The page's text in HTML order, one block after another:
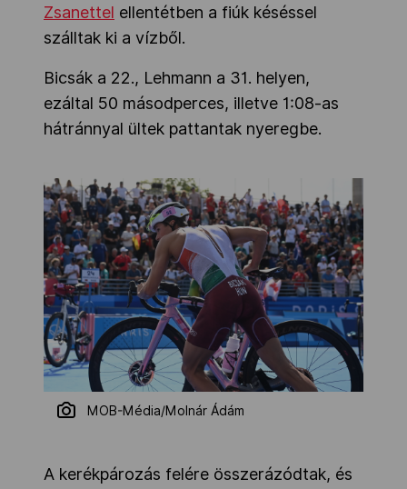
Zsanettel ellentétben a fiúk késéssel
szálltak ki a vízből.
Bicsák a 22., Lehmann a 31. helyen,
ezáltal 50 másodperces, illetve 1:08-as
hátránnyal ültek pattantak nyeregbe.
MOB-Média/Molnár Ádám
A kerékpározás felére összerázódtak, és